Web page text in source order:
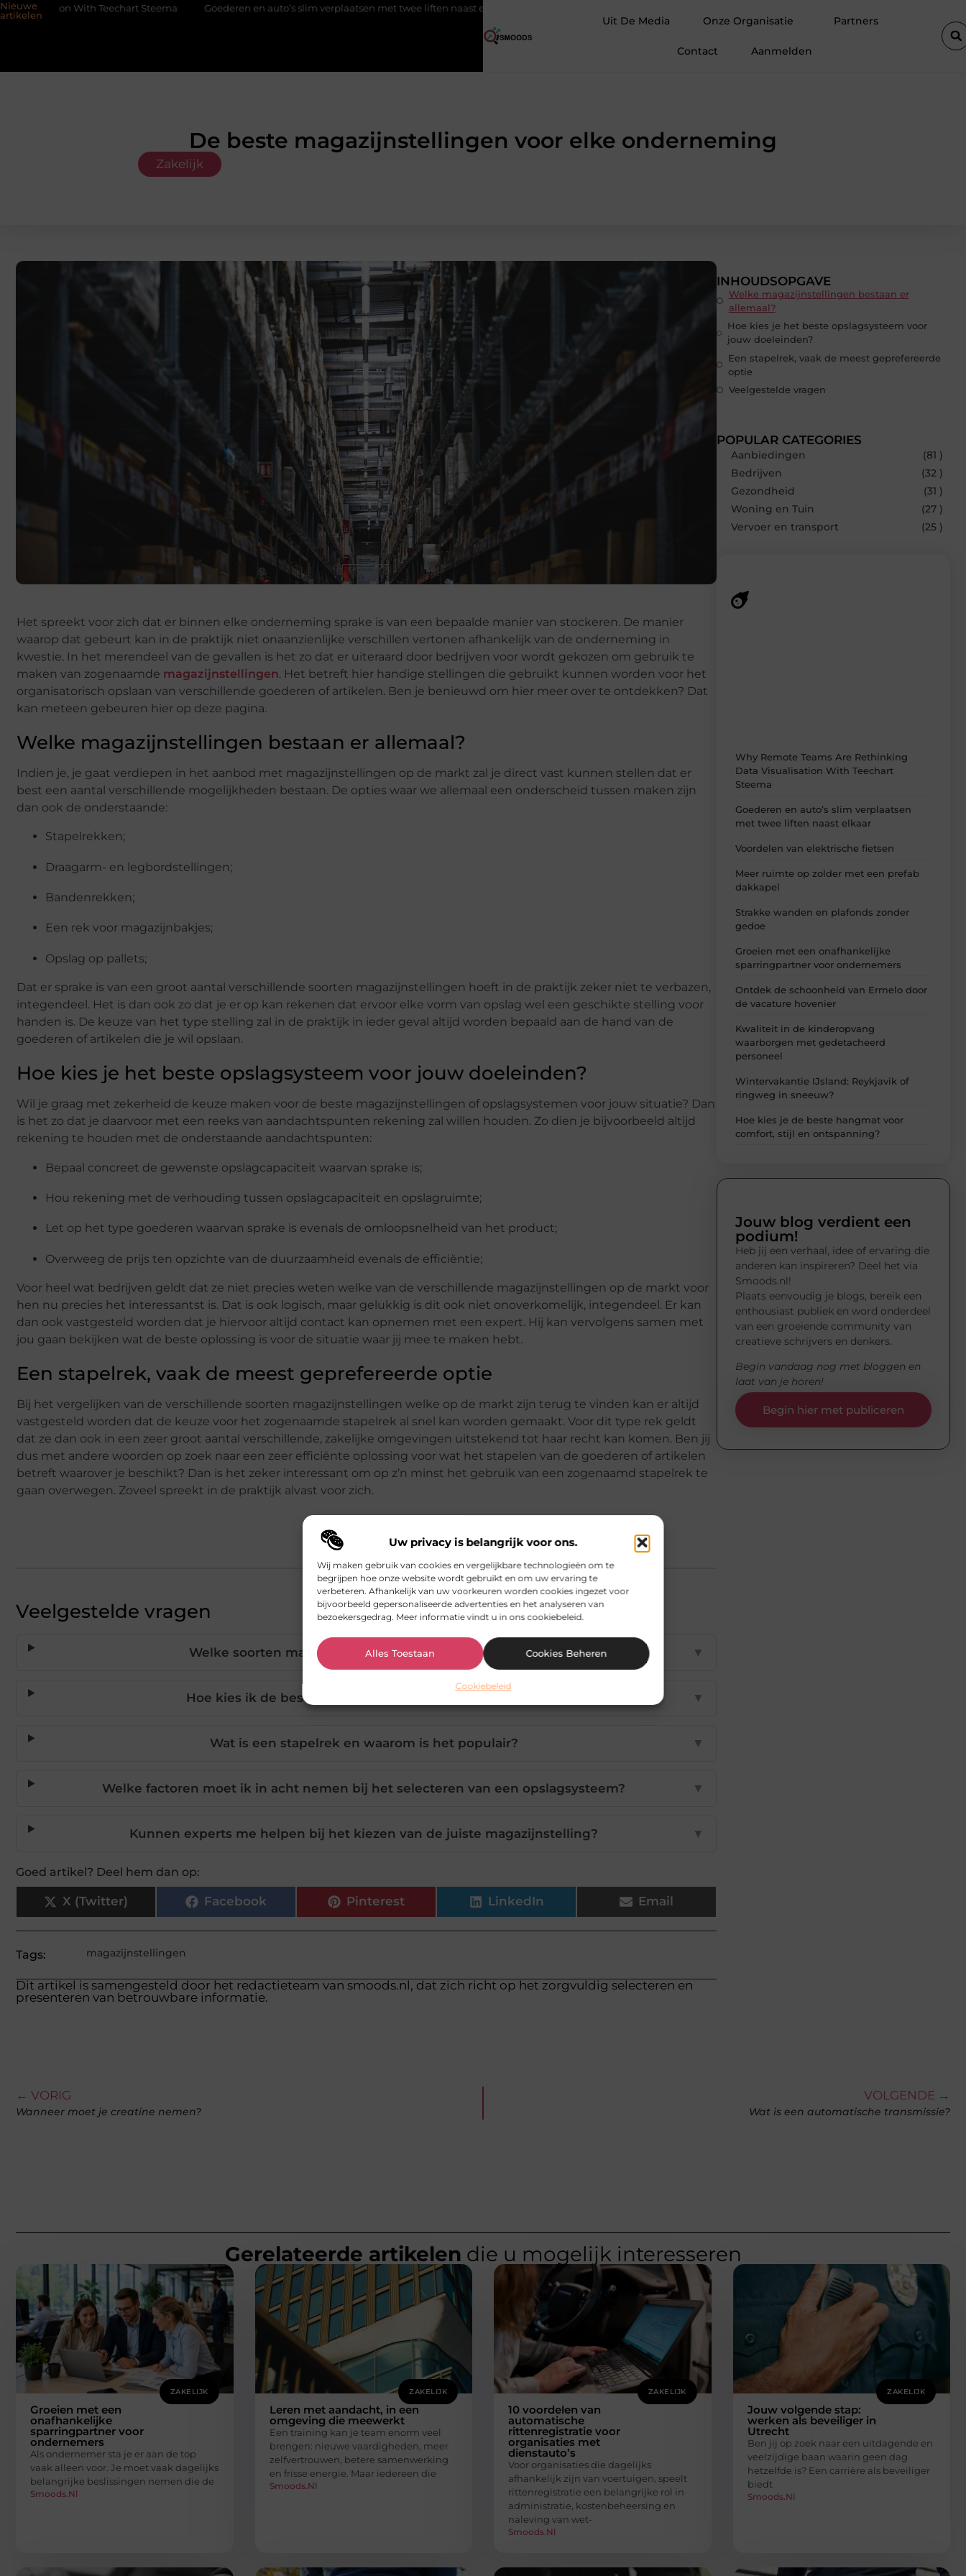
Uw privacy is belangrijk voor ons.
Wij maken gebruik van cookies en vergelijkbare technologieën om te
begrijpen hoe onze website wordt gebruikt en om uw ervaring te
verbeteren. Afhankelijk van uw voorkeuren worden cookies ingezet voor
bijvoorbeeld gepersonaliseerde advertenties en het analyseren van
bezoekersgedrag. Meer informatie vindt u in ons cookiebeleid.
Alles Toestaan Cookies Beheren
Cookiebeleid
Nieuwe
artikelen
Steema Goederen en auto’s slim verplaatsen met twee liften naast elkaar Voordelen van elektrische fietsen
Uit De Media Onze Organisatie Partners
Contact Aanmelden
De beste magazijnstellingen voor elke onderneming
Zakelijk
Het spreekt voor zich dat er binnen elke onderneming sprake is van een bepaalde manier van stockeren. De manier
waarop dat gebeurt kan in de praktijk niet onaanzienlijke verschillen vertonen afhankelijk van de onderneming in
kwestie. In het merendeel van de gevallen is het zo dat er uiteraard door bedrijven voor wordt gekozen om gebruik te
maken van zogenaamde magazijnstellingen. Het betreft hier handige stellingen die gebruikt kunnen worden voor het
organisatorisch opslaan van verschillende goederen of artikelen. Ben je benieuwd om hier meer over te ontdekken? Dat
kan meteen gebeuren hier op deze pagina.
Welke magazijnstellingen bestaan er allemaal?
Indien je, je gaat verdiepen in het aanbod met magazijnstellingen op de markt zal je direct vast kunnen stellen dat er
best een aantal verschillende mogelijkheden bestaan. De opties waar we allemaal een onderscheid tussen maken zijn
dan ook de onderstaande:
Stapelrekken;
Draagarm- en legbordstellingen;
Bandenrekken;
Een rek voor magazijnbakjes;
Opslag op pallets;
Dat er sprake is van een groot aantal verschillende soorten magazijnstellingen hoeft in de praktijk zeker niet te verbazen,
integendeel. Het is dan ook zo dat je er op kan rekenen dat ervoor elke vorm van opslag wel een geschikte stelling voor
handen is. De keuze van het type stelling zal in de praktijk in ieder geval altijd worden bepaald aan de hand van de
goederen of artikelen die je wil opslaan.
Hoe kies je het beste opslagsysteem voor jouw doeleinden?
Wil je graag met zekerheid de keuze maken voor de beste magazijnstellingen of opslagsystemen voor jouw situatie? Dan
is het zo dat je daarvoor met een reeks van aandachtspunten rekening zal willen houden. Zo dien je bijvoorbeeld altijd
rekening te houden met de onderstaande aandachtspunten:
Bepaal concreet de gewenste opslagcapaciteit waarvan sprake is;
Hou rekening met de verhouding tussen opslagcapaciteit en opslagruimte;
Let op het type goederen waarvan sprake is evenals de omloopsnelheid van het product;
Overweeg de prijs ten opzichte van de duurzaamheid evenals de efficiëntie;
Voor heel wat bedrijven geldt dat ze niet precies weten welke van de verschillende magazijnstellingen op de markt voor
hen nu precies het interessantst is. Dat is ook logisch, maar gelukkig is dit ook niet onoverkomelijk, integendeel. Er kan
dan ook vastgesteld worden dat je hiervoor altijd contact kan opnemen met een expert. Hij kan vervolgens samen met
jou gaan bekijken wat de beste oplossing is voor de situatie waar jij mee te maken hebt.
Een stapelrek, vaak de meest geprefereerde optie
Bij het vergelijken van de verschillende soorten magazijnstellingen welke op de markt zijn terug te vinden kan er altijd
vastgesteld worden dat de keuze voor het zogenaamde stapelrek al snel kan worden gemaakt. Voor dit type rek geldt
dat ze dan ook in een zeer groot aantal verschillende, zakelijke omgevingen uitstekend tot haar recht kan komen. Ben jij
dus met andere woorden op zoek naar een zeer efficiënte oplossing voor wat het stapelen van de goederen of artikelen
betreft waarover je beschikt? Dan is het zeker interessant om op z’n minst het gebruik van een zogenaamd stapelrek te
gaan overwegen. Zoveel spreekt in de praktijk alvast voor zich.
Veelgestelde vragen
Welke soorten magazijnstellingen zijn er beschikbaar? ▼
Hoe kies ik de beste magazijnstelling voor mijn bedrijf? ▼
Wat is een stapelrek en waarom is het populair? ▼
Welke factoren moet ik in acht nemen bij het selecteren van een opslagsysteem? ▼
Kunnen experts me helpen bij het kiezen van de juiste magazijnstelling? ▼
Goed artikel? Deel hem dan op:
X (Twitter) Facebook Pinterest LinkedIn Email
Tags: magazijnstellingen
Dit artikel is samengesteld door het redactieteam van smoods.nl, dat zich richt op het zorgvuldig selecteren en
presenteren van betrouwbare informatie.
INHOUDSOPGAVE
Welke magazijnstellingen bestaan er
allemaal?
Hoe kies je het beste opslagsysteem voor
jouw doeleinden?
Een stapelrek, vaak de meest geprefereerde
optie
Veelgestelde vragen
POPULAR CATEGORIES
Aanbiedingen
(81 )
Bedrijven
(32 )
Gezondheid
(31 )
Woning en Tuin
(27 )
Vervoer en transport
(25 )
Why Remote Teams Are Rethinking
Data Visualisation With Teechart
Steema
Goederen en auto’s slim verplaatsen
met twee liften naast elkaar
Voordelen van elektrische fietsen
Meer ruimte op zolder met een prefab
dakkapel
Strakke wanden en plafonds zonder
gedoe
Groeien met een onafhankelijke
sparringpartner voor ondernemers
Ontdek de schoonheid van Ermelo door
de vacature hovenier
Kwaliteit in de kinderopvang
waarborgen met gedetacheerd
personeel
Wintervakantie IJsland: Reykjavik of
ringweg in sneeuw?
Hoe kies je de beste hangmat voor
comfort, stijl en ontspanning?
Jouw blog verdient een
podium!
Heb jij een verhaal, idee of ervaring die
anderen kan inspireren? Deel het via
Smoods.nl!
Plaats eenvoudig je blogs, bereik een
enthousiast publiek en word onderdeel
van een groeiende community van
creatieve schrijvers en denkers.
Begin vandaag nog met bloggen en
laat van je horen!
Begin hier met publiceren
← VORIG
Wanneer moet je creatine nemen?
VOLGENDE →
Wat is een automatische transmissie?
Gerelateerde artikelen die u mogelijk interesseren
ZAKELIJK
Groeien met een
onafhankelijke
sparringpartner voor
ondernemers
Als ondernemer sta je er aan de top
vaak alleen voor. Je moet vaak dagelijks
belangrijke beslissingen nemen die de
Smoods.nl
ZAKELIJK
Leren met aandacht, in een
omgeving die meewerkt
Een training kan je team enorm veel
brengen: nieuwe vaardigheden, meer
zelfvertrouwen, betere samenwerking
en frisse energie. Maar iedereen die
Smoods.nl
ZAKELIJK
10 voordelen van
automatische
rittenregistratie voor
organisaties met
dienstauto’s
Voor organisaties die dagelijks
afhankelijk zijn van voertuigen, speelt
rittenregistratie een belangrijke rol in
administratie, kostenbeheersing en
naleving van wet-
Smoods.nl
ZAKELIJK
Jouw volgende stap:
werken als beveiliger in
Utrecht
Ben jij op zoek naar een uitdagende en
veelzijdige baan waarin geen dag
hetzelfde is? Een carrière als beveiliger
biedt
Smoods.nl